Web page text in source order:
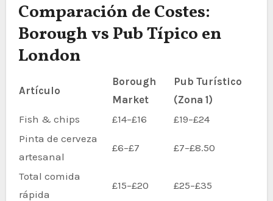
Comparación de Costes:
Borough vs Pub Típico en
London
Artículo
Borough
Market
Pub Turístico
(Zona 1)
Fish & chips
£14–£16
£19–£24
Pinta de cerveza
artesanal
£6–£7 £7–£8.50
Total comida
rápida
£15–£20 £25–£35